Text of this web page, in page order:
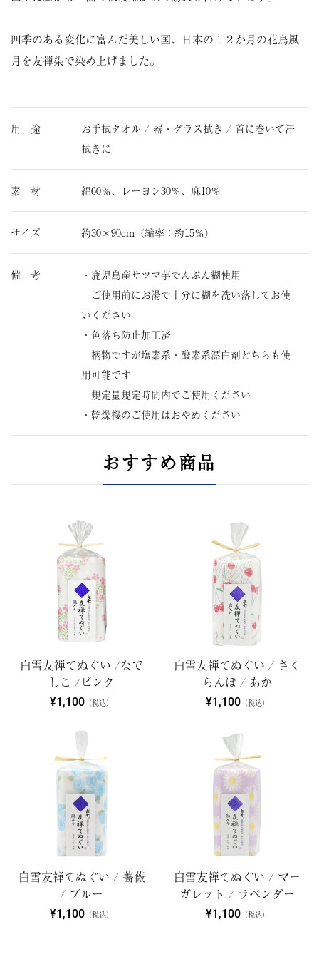
四季のある変化に富んだ美しい国、日本の１２か月の花鳥風
月を友禅染で染め上げました。
用 途
お手拭タオル / 器・グラス拭き / 首に巻いて汗
拭きに
素 材 綿60％、レーヨン30％、麻10％
サイズ 約30×90cm（縮率：約15％）
備 考
・鹿児島産サツマ芋でんぷん糊使用
ご使用前にお湯で十分に糊を洗い落してお使
いください
・色落ち防止加工済
柄物ですが塩素系・酸素系漂白剤どちらも使
用可能です
規定量規定時間内でご使用ください
・乾燥機のご使用はおやめください
おすすめ商品
白雪友禅てぬぐい /なで
しこ /ピンク
¥1,100 （税込）
白雪友禅てぬぐい / さく
らんぼ / あか
¥1,100（税込）
白雪友禅てぬぐい / 薔薇
/ ブルー
¥1,100 （税込）
白雪友禅てぬぐい / マー
ガレット / ラベンダー
¥1,100（税込）